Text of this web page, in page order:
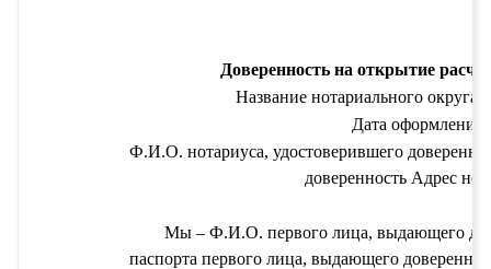
Доверенность на открытие
Название нотариального
Дата оформления
Ф.И.О. нотариуса, удостоверившего
доверенность Адрес
Мы – Ф.И.О. первого лица, выдающего
паспорта первого лица, выдающего